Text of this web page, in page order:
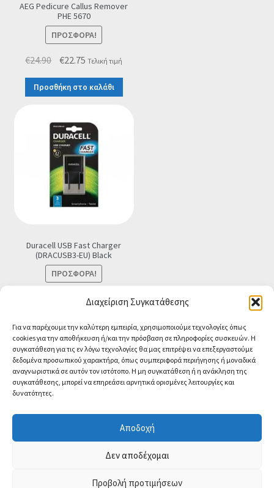
Διαχείριση Συγκατάθεσης
Για να παρέχουμε την καλύτερη εμπειρία, χρησιμοποιούμε τεχνολογίες όπως
cookies για την αποθήκευση ή/και την πρόσβαση σε πληροφορίες συσκευών. Η
συγκατάθεση για τις εν λόγω τεχνολογίες θα μας επιτρέψει να επεξεργαστούμε
δεδομένα προσωπικού χαρακτήρα, όπως συμπεριφορά περιήγησης ή μοναδικά
αναγνωριστικά σε αυτόν τον ιστότοπο. Η μη συγκατάθεση ή η ανάκληση της
συγκατάθεσης, μπορεί να επηρεάσει αρνητικά ορισμένες λειτουργίες και
δυνατότητες.
Αποδοχή
Δεν αποδέχομαι
Προβολή προτιμήσεων
AEG Pedicure Callus Remover
PHE 5670
ΠΡΟΣΦΟΡΆ!
€24.90 Original
was:
€22.75 Η
τιμή
€22.75.
Τελική τιμή
Προσθήκη στο καλάθι
Duracell USB Fast Charger
(DRACUSB3-EU) Black
ΠΡΟΣΦΟΡΆ!
Original
was:
€11.90.
Η
τιμή
είναι:
€9.90.
Τελική τιμή
Προσθήκη στο καλάθι
© CA-MICROLAND 2026
Papaki Managed WordPress with
WooCommerce
Contact us